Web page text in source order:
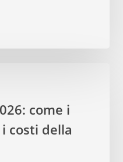
come i
costi della